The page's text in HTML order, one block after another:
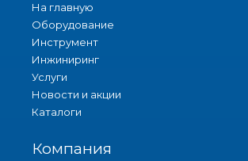
На главную
Оборудование
Инструмент
Инжиниринг
Услуги
Новости и акции
Каталоги
Компания